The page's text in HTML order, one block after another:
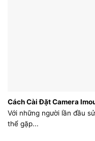
Cách Cài Đặt Camera
Với những người lần đầu
thể gặp...